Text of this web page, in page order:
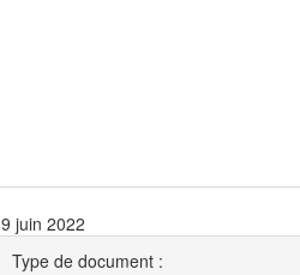
9 juin 2022
Type de document :